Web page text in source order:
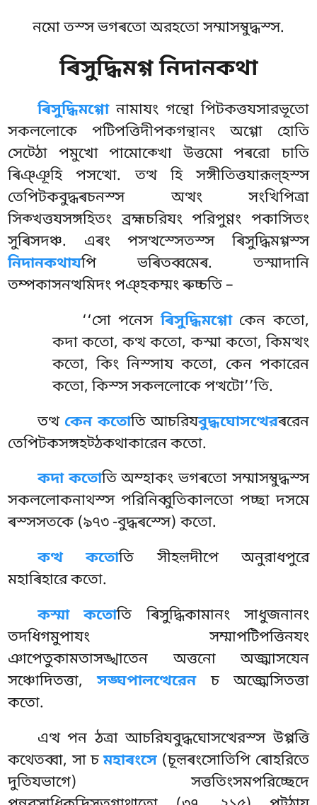
নমো তস্স ভগৰতো অরহতো সম্মাসম্বুদ্ধস্স.
ৰিসুদ্ধিমগ্গ নিদানকথা
ৰিসুদ্ধিমগ্গো নামাযং গন্থো পিটকত্তযসারভূতো
সকললোকে পটিপত্তিদীপকগন্থানং অগ্গো হোতি
সেট্ঠো পমুখো পামোক্খো উত্তমো পৰরো চাতি
ৰিঞ্ঞূহি পসত্থো. তত্থ হি সঙ্গীতিত্তযারূল়্হস্স
তেপিটকবুদ্ধৰচনস্স অত্থং সংখিপিত্ৰা
সিক্খত্তযসঙ্গহিতং ব্রহ্মচরিযং পরিপুণ্ণং পকাসিতং
সুৰিসদঞ্চ. এৰং পসত্থস্সেতস্স ৰিসুদ্ধিমগ্গস্স
নিদানকথাযপি ভৰিতব্বমেৰ. তস্মাদানি
তম্পকাসনত্থমিদং পঞ্হকম্মং ৰুচ্চতি –
‘‘সো পনেসৰিসুদ্ধিমগ্গোকেন কতো,
কদা কতো, কত্থ কতো, কস্মা কতো, কিমত্থং
কতো, কিং নিস্সায কতো, কেন পকারেন
কতো, কিস্স সকললোকে পত্থটো’’তি.
তত্থ কেন কতোতি আচরিযবুদ্ধঘোসত্থেরৰরেন
তেপিটকসঙ্গহট্ঠকথাকারেন কতো.
কদা কতোতি অম্হাকং ভগৰতো সম্মাসম্বুদ্ধস্স
সকললোকনাথস্স পরিনিব্বুতিকালতো পচ্ছা দসমে
ৰস্সসতকে (৯৭৩ -বুদ্ধৰস্সে) কতো.
কত্থ কতোতি সীহল়দীপে অনুরাধপুরে
মহাৰিহারে কতো.
কস্মা কতোতি ৰিসুদ্ধিকামানং সাধুজনানং
তদধিগমুপাযং সম্মাপটিপত্তিনযং
ঞাপেতুকামতাসঙ্খাতেন অত্তনো অজ্ঝাসযেন
সঞ্চোদিতত্তা,সঙ্ঘপালত্থেরেনচ অজ্ঝেসিতত্তা
কতো.
এত্থ পন ঠত্ৰা আচরিযবুদ্ধঘোসত্থেরস্স উপ্পত্তি
কথেতব্বা, সা চমহাৰংসে (চূল়ৰংসোতিপি ৰোহরিতে
দুতিযভাগে) সত্ততিংসমপরিচ্ছেদে